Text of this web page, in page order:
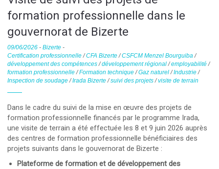
formation professionnelle dans le
gouvernorat de Bizerte
09/06/2026 - Bizerte -
Certification professionnelle/CFA Bizerte/CSFCM Menzel Bourguiba/
développement des compétences/développement régional/employabilité/
formation professionnelle/Formation technique/Gaz naturel/Industrie/
Inspection de soudage/Irada Bizerte/suivi des projets/visite de terrain
Dans le cadre du suivi de la mise en œuvre des projets de
formation professionnelle financés par le programme Irada,
une visite de terrain a été effectuée les 8 et 9 juin 2026 auprès
des centres de formation professionnelle bénéficiaires des
projets suivants dans le gouvernorat de Bizerte :
Plateforme de formation et de développement des